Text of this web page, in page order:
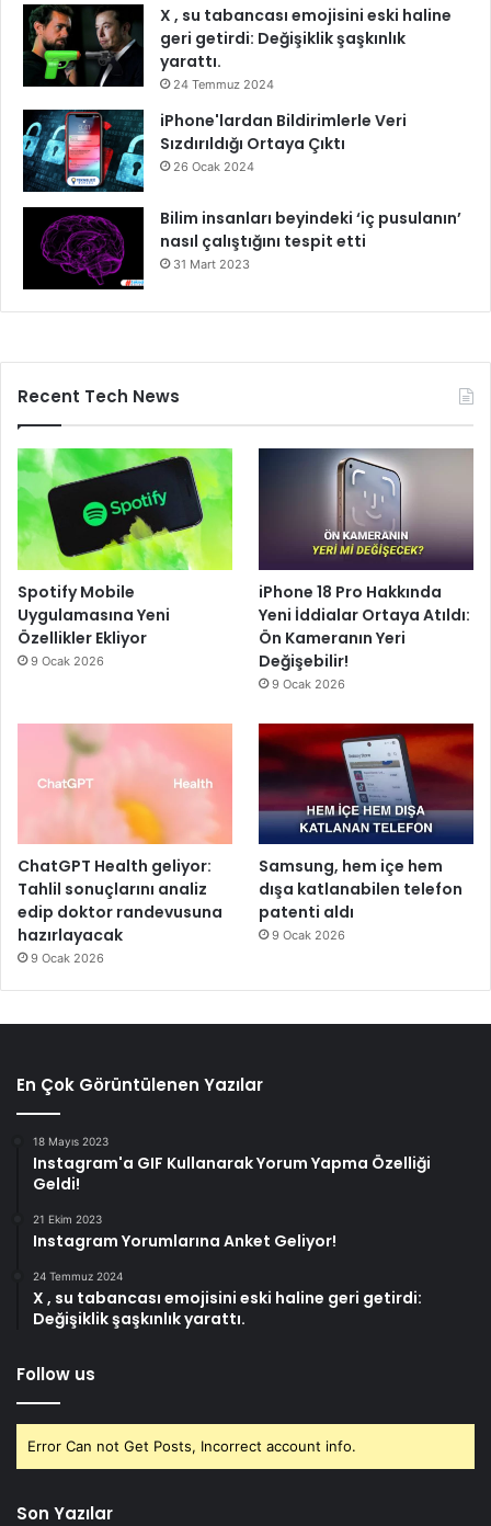
X , su tabancası emojisini eski haline
geri getirdi: Değişiklik şaşkınlık
yarattı.
24 Temmuz 2024
iPhone'lardan Bildirimlerle Veri
Sızdırıldığı Ortaya Çıktı
26 Ocak 2024
Bilim insanları beyindeki ‘iç pusulanın’
nasıl çalıştığını tespit etti
31 Mart 2023
Recent Tech News
Spotify Mobile
Uygulamasına Yeni
Özellikler Ekliyor
9 Ocak 2026
iPhone 18 Pro Hakkında
Yeni İddialar Ortaya Atıldı:
Ön Kameranın Yeri
Değişebilir!
9 Ocak 2026
ChatGPT Health geliyor:
Tahlil sonuçlarını analiz
edip doktor randevusuna
hazırlayacak
9 Ocak 2026
Samsung, hem içe hem
dışa katlanabilen telefon
patenti aldı
9 Ocak 2026
En Çok Görüntülenen Yazılar
18 Mayıs 2023
Instagram'a GIF Kullanarak Yorum Yapma Özelliği
Geldi!
21 Ekim 2023
Instagram Yorumlarına Anket Geliyor!
24 Temmuz 2024
X , su tabancası emojisini eski haline geri getirdi:
Değişiklik şaşkınlık yarattı.
Follow us
Error Can not Get Posts, Incorrect account info.
Son Yazılar